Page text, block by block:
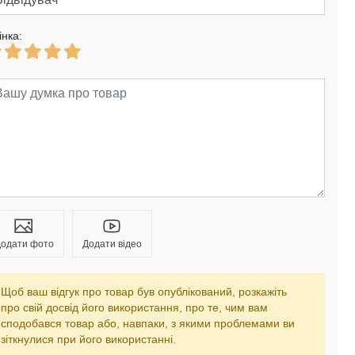
фото Додати відео
Щоб ваш відгук про товар був опублікований, розкажіть
про свій досвід його використання, про те, чим вам
сподобався товар або, навпаки, з якими проблемами ви
зіткнулися при його використанні.